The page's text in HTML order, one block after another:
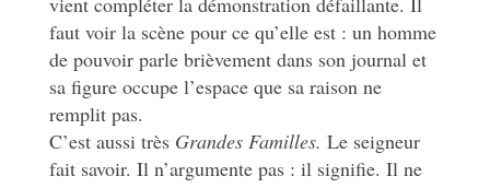
faut voir la scène pour ce qu’elle est : un homme
de pouvoir parle brièvement dans son journal et
sa figure occupe l’espace que sa raison ne
remplit pas.
C’est aussi très Grandes Familles. Le seigneur
fait savoir. Il n’argumente pas : il signifie. Il ne